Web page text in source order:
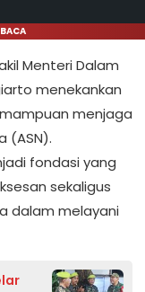
Menteri Dalam
menekankan
menjaga
(ASN).
fondasi yang
sekaligus
dalam melayani